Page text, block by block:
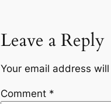
Leave a Reply
Your email address
Comment *